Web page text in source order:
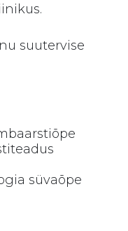
suutervise
süvaõpe